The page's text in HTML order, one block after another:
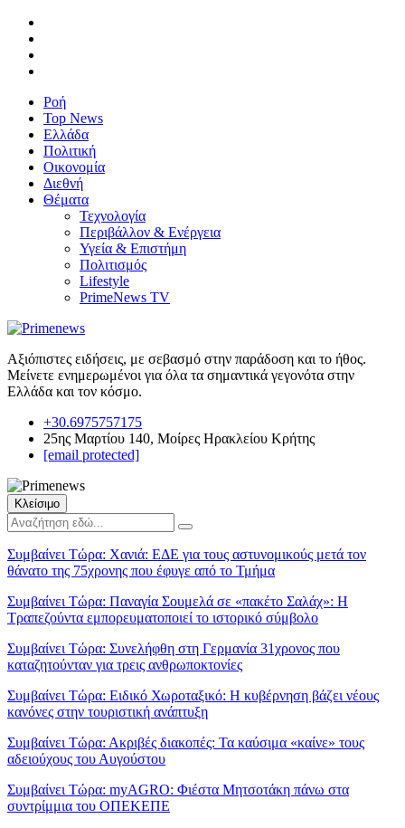
Ροή
Top News
Ελλάδα
Πολιτική
Οικονομία
Διεθνή
Θέματα
Τεχνολογία
Περιβάλλον & Ενέργεια
Υγεία & Επιστήμη
Πολιτισμός
Lifestyle
PrimeNews TV
Αξιόπιστες ειδήσεις, με σεβασμό στην παράδοση και το ήθος.
Μείνετε ενημερωμένοι για όλα τα σημαντικά γεγονότα στην
Ελλάδα και τον κόσμο.
+30.6975757175
25ης Μαρτίου 140, Μοίρες Ηρακλείου Κρήτης
[email protected]
Κλείσιμο
Συμβαίνει Τώρα: Χανιά: ΕΔΕ για τους αστυνομικούς μετά τον
θάνατο της 75χρονης που έφυγε από το Τμήμα
Συμβαίνει Τώρα: Παναγία Σουμελά σε «πακέτο Σαλάχ»: Η
Τραπεζούντα εμπορευματοποιεί το ιστορικό σύμβολο
Συμβαίνει Τώρα: Συνελήφθη στη Γερμανία 31χρονος που
καταζητούνταν για τρεις ανθρωποκτονίες
Συμβαίνει Τώρα: Ειδικό Χωροταξικό: Η κυβέρνηση βάζει νέους
κανόνες στην τουριστική ανάπτυξη
Συμβαίνει Τώρα: Ακριβές διακοπές: Τα καύσιμα «καίνε» τους
αδειούχους του Αυγούστου
Συμβαίνει Τώρα: myAGRO: Φιέστα Μητσοτάκη πάνω στα
συντρίμμια του ΟΠΕΚΕΠΕ